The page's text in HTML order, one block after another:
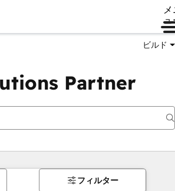
ュ
ビルド
Partner
フィルター